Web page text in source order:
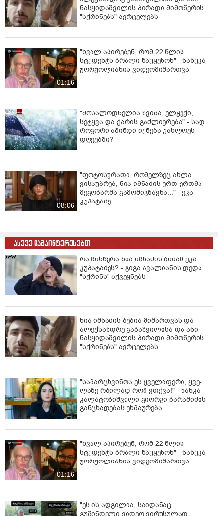
ნასყიდაშვილის პირადი მიმოწერის
"სქრინებს" ავრცელებს
01:16
"ხვალ აპირებენ, რომ 22 წლის
სტუდენტს ბრალი წაუყენონ" - ნანუკა
ჟორჟოლიანის ვიდეომიმართვა
"მოსალოდნელია წვიმა, ელჭექი,
სეტყვა და ქარის გაძლიერება" - სად
როგორი ამინდი იქნება უახლოეს
დღეებში?
08:06
"ფოტოსურათი, რომელზეც ახლა
ვისაუბრებ, ნია იმნაძის ერთ-ერთმა
მეგობარმა გამომიგზავნა..." - ეკა
კუპატაძე
ასევე დაგაინტერესებთ
რა მისწერა ნია იმნაძის ბიძამ ეკა
კუპატაძეს? - გიგა ავალიანის დედა
"სქრინს" აქვეყნებს
ნია იმნაძის ბებია მიმართვას და
ალექსანდრე გაბაშვილისა და ანი
ნასყიდაშვილის პირადი მიმოწერის
"სქრინებს" ავრცელებს
"სა­მარ­ცხვი­ნოა ეს ყვე­ლა­ფე­რი, ყვე­
ლა­ზე რბი­ლად რომ ვთქვა!" - ნანკა
კალატოზიშვილი გიორგი ბარამიძის
განცხადებას ეხმაურება
01:16
"ხვალ აპირებენ, რომ 22 წლის
სტუდენტს ბრალი წაუყენონ" - ნანუკა
ჟორჟოლიანის ვიდეომიმართვა
"ეს ის ადგილია, საიდანაც
გუშინდელი ვიდეო ვირუსულად